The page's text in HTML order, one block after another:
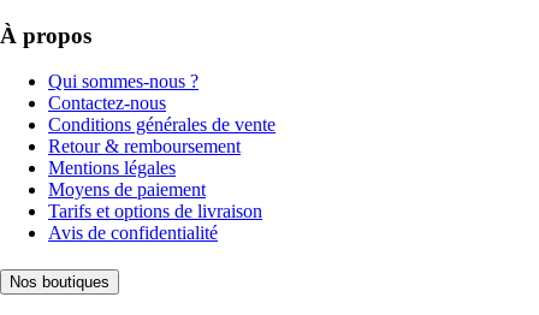
À propos
Qui sommes-nous ?
Contactez-nous
Conditions générales de vente
Retour & remboursement
Mentions légales
Moyens de paiement
Tarifs et options de livraison
Avis de confidentialité
Nos boutiques